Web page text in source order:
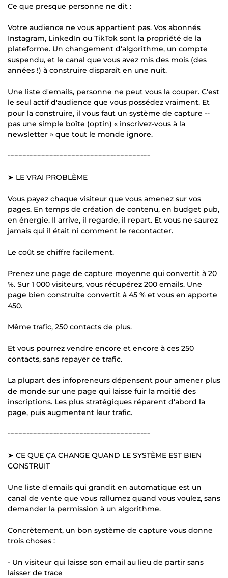
Ce que presque personne ne dit :
Votre audience ne vous appartient pas. Vos abonnés
Instagram, LinkedIn ou TikTok sont la propriété de la
plateforme. Un changement d'algorithme, un compte
suspendu, et le canal que vous avez mis des mois (des
années !) à construire disparaît en une nuit.
Une liste d'emails, personne ne peut vous la couper. C'est
le seul actif d'audience que vous possédez vraiment. Et
pour la construire, il vous faut un système de capture --
pas une simple boîte (optin) « inscrivez-vous à la
newsletter » que tout le monde ignore.
┄┄┄┄┄┄┄┄┄┄┄┄┄┄┄┄┄┄┄┄┄┄┄┄┄┄┄┄┄┄┄┄┄┄┄
➤ LE VRAI PROBLÈME
Vous payez chaque visiteur que vous amenez sur vos
pages. En temps de création de contenu, en budget pub,
en énergie. Il arrive, il regarde, il repart. Et vous ne saurez
jamais qui il était ni comment le recontacter.
Le coût se chiffre facilement.
Prenez une page de capture moyenne qui convertit à 20
%. Sur 1 000 visiteurs, vous récupérez 200 emails. Une
page bien construite convertit à 45 % et vous en apporte
450.
Même trafic, 250 contacts de plus.
Et vous pourrez vendre encore et encore à ces 250
contacts, sans repayer ce trafic.
La plupart des infopreneurs dépensent pour amener plus
de monde sur une page qui laisse fuir la moitié des
inscriptions. Les plus stratégiques réparent d'abord la
page, puis augmentent leur trafic.
┄┄┄┄┄┄┄┄┄┄┄┄┄┄┄┄┄┄┄┄┄┄┄┄┄┄┄┄┄┄┄┄┄┄┄
➤ CE QUE ÇA CHANGE QUAND LE SYSTÈME EST BIEN
CONSTRUIT
Une liste d'emails qui grandit en automatique est un
canal de vente que vous rallumez quand vous voulez, sans
demander la permission à un algorithme.
Concrètement, un bon système de capture vous donne
trois choses :
- Un visiteur qui laisse son email au lieu de partir sans
laisser de trace